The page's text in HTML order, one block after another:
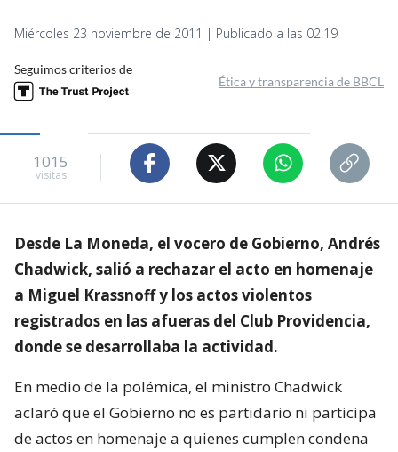
Miércoles 23 noviembre de 2011 | Publicado a las 02:19
Seguimos criterios de
Ética y transparencia de BBCL
1015
visitas
Desde La Moneda, el vocero de Gobierno, Andrés
Chadwick, salió a rechazar el acto en homenaje
a Miguel Krassnoff y los actos violentos
registrados en las afueras del Club Providencia,
donde se desarrollaba la actividad.
En medio de la polémica, el ministro Chadwick
aclaró que el Gobierno no es partidario ni participa
de actos en homenaje a quienes cumplen condena